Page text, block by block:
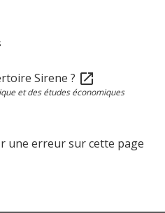
Sirene ? open_in_new
et des études économiques
une erreur sur cette page